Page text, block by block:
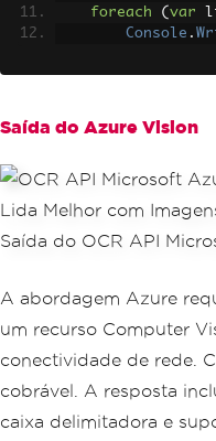
foreach
( var
Console .
Saída do Azure Vision
A abordagem Azure
um recurso Computer
conectividade de rede.
cobrável. A resposta
caixa delimitadora e